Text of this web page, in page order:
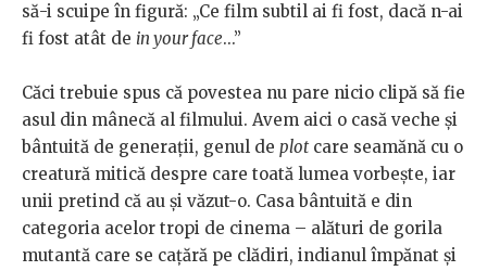
să-i scuipe în figură: „Ce film subtil ai fi fost, dacă n-ai
fi fost atât de in your face...”
Căci trebuie spus că povestea nu pare nicio clipă să fie
asul din mânecă al filmului. Avem aici o casă veche și
bântuită de generații, genul de plotcare seamănă cu o
creatură mitică despre care toată lumea vorbește, iar
unii pretind că au și văzut-o. Casa bântuită e din
categoria acelor tropi de cinema – alături de gorila
mutantă care se cațără pe clădiri, indianul împănat și